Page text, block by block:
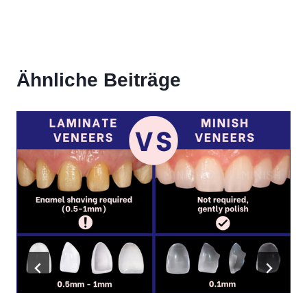
Ähnliche Beiträge